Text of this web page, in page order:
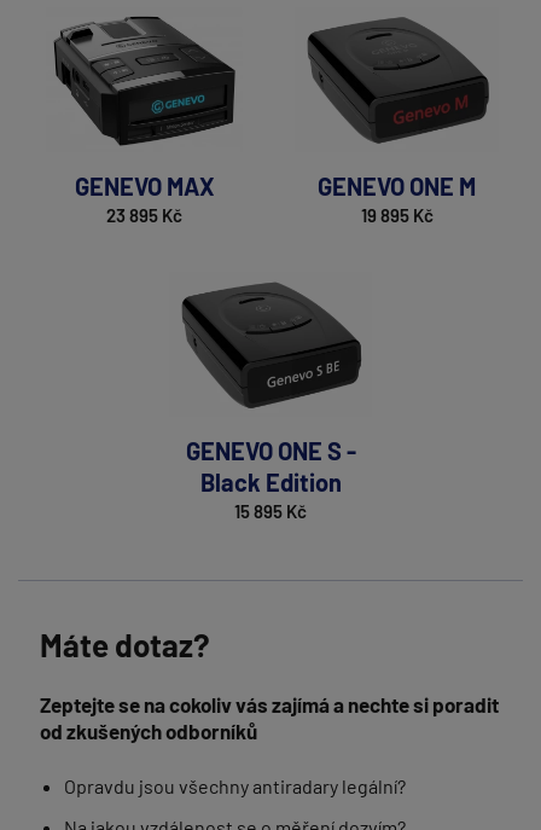
GENEVO MAX
23 895 Kč
GENEVO ONE M
19 895 Kč
GENEVO ONE S -
Black Edition
15 895 Kč
Máte dotaz?
Zeptejte se na cokoliv vás zajímá a nechte si poradit
od zkušených odborníků
Opravdu jsou všechny antiradary legální?